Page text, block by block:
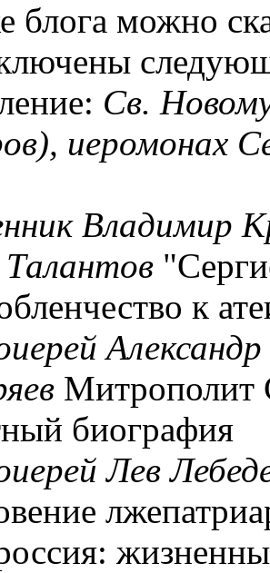
блога можно
Св.
иеромонах
Владимир
к
Александр
Митрополит
биография
Лев